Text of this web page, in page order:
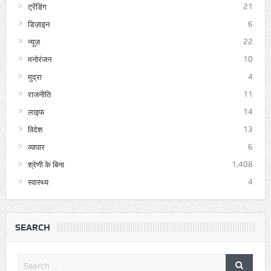
ट्रेंडिंग 21
डिज़ाइन 6
न्यूज़ 22
मनोरंजन 10
मुद्रा 4
राजनीति 11
लाइफ 14
विदेश 13
व्यापार 6
श्रेणी के बिना 1,408
स्वास्थ्य 4
SEARCH